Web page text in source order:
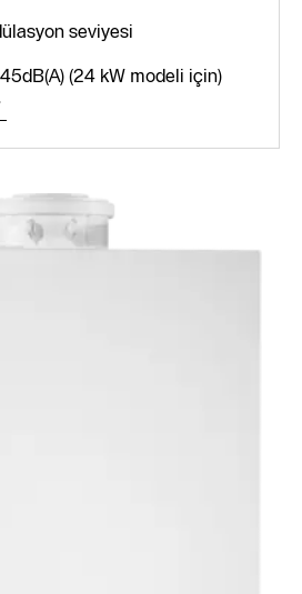
seviyesi
(24 kW modeli için)